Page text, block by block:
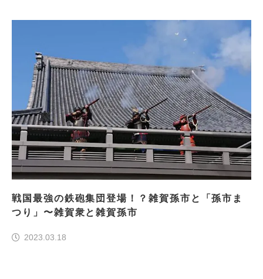
戦国最強の鉄砲集団登場！？雑賀孫市と「孫市ま
つり」〜雑賀衆と雑賀孫市
2023.03.18